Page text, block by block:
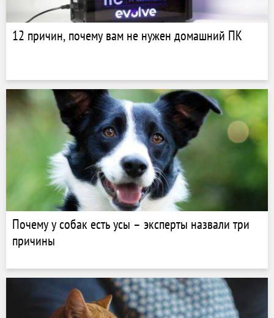
12 причин, почему вам не нужен домашний ПК
Почему у собак есть усы – эксперты назвали три
причины